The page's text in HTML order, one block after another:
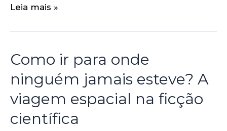
Leia mais »
Como ir para onde
ninguém jamais esteve? A
viagem espacial na ficção
científica